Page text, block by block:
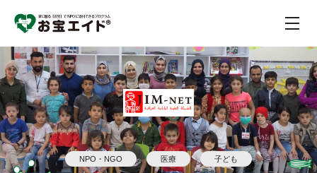
NPO・NGO 医療 子ども